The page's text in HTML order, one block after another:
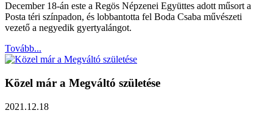
December 18-án este a Regös Népzenei Együttes adott műsort a
Posta téri színpadon, és lobbantotta fel Boda Csaba művészeti
vezető a negyedik gyertyalángot.
Tovább...
Közel már a Megváltó születése
2021.12.18